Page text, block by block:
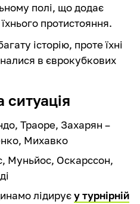
полі, що додає
протистояння.
історію, проте їхні
в єврокубкових
ситуація
Траоре, Захарян –
Михавко
Муньйос, Оскарссон,
лідируєу турнірній